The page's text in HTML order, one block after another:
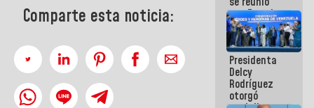
Comparte esta noticia: con Estado
Mayor
Eléctrico
para
abordar
planes de
acción
Presidenta
Delcy
Rodríguez
otorgó